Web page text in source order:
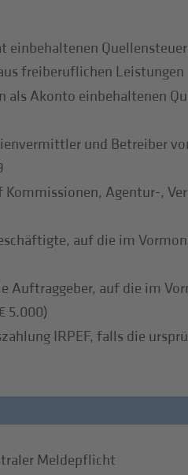
einbehaltenen
freiberuflichen Leistungen
Akonto einbehaltenen
und Betreiber
Kommissionen, Agentur-,
auf die im
Auftraggeber, auf die im
5.000)
IRPEF, falls die
Meldepflicht